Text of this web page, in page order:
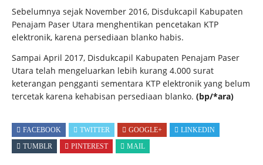
Sebelumnya sejak November 2016, Disdukcapil Kabupaten
Penajam Paser Utara menghentikan pencetakan KTP
elektronik, karena persediaan blanko habis.
Sampai April 2017, Disdukcapil Kabupaten Penajam Paser
Utara telah mengeluarkan lebih kurang 4.000 surat
keterangan pengganti sementara KTP elektronik yang belum
tercetak karena kehabisan persediaan blanko. (bp/*ara)
FACEBOOK TWITTER GOOGLE+
LINKEDIN
TUMBLR
PINTEREST MAIL